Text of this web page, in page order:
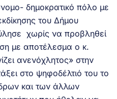
δημοκρατικό πόλο με
του Δήμου
χωρίς να προβληθεί
με αποτέλεσμα ο κ.
ανενόχλητος» στην
στο ψηφοδέλτιό του το
και των άλλων